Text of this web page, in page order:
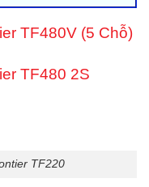
TF480V (5 Chỗ)
TF480 2S
TF220